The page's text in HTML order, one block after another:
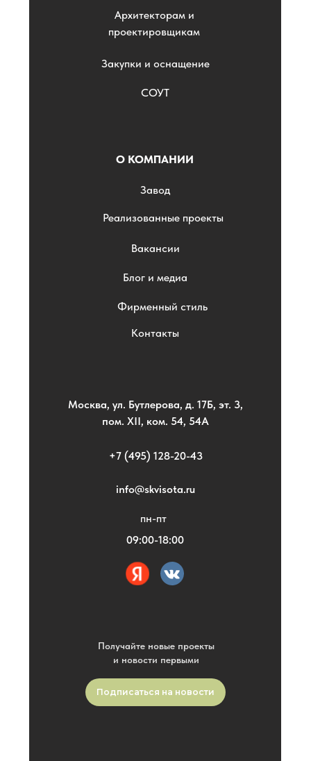
Архитекторам и
проектировщикам
Закупки и оснащение
СОУТ
Получайте новые проекты
и новости первыми
О КОМПАНИИ
Завод
Реализованные проекты
Вакансии
Блог и медиа
Фирменный стиль
Контакты
+7 (495) 128-20-43
info@skvisota.ru
Москва, ул. Бутлерова, д. 17Б, эт. 3,
пом. XII, ком. 54, 54А
пн-пт
09:00-18:00
Подписаться на новости